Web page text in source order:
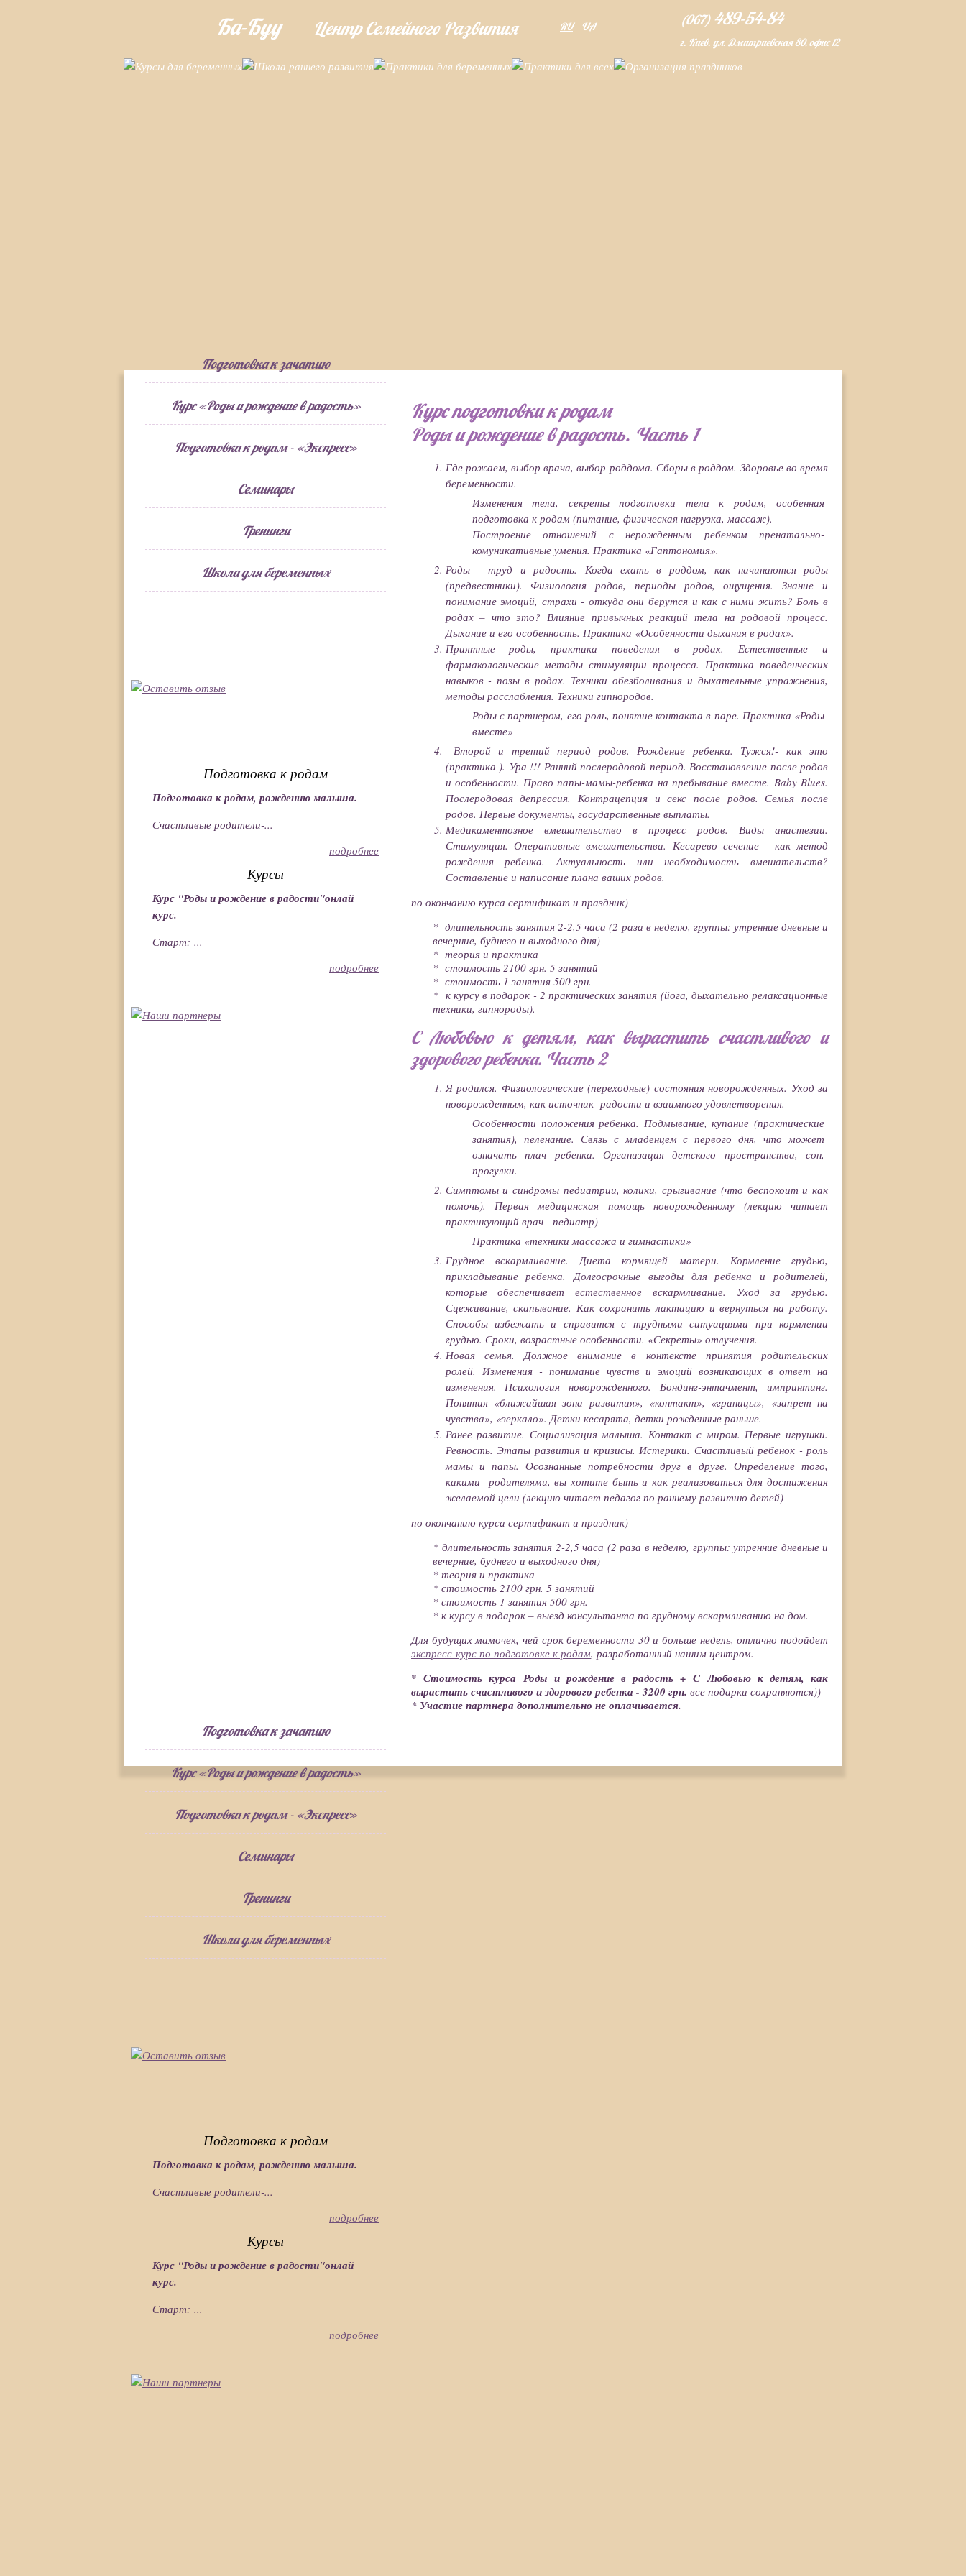
(067)489-54-84
г. Киев. ул. Дмитриевская 80, офис 12
Ба-Буу Центр Семейного Развития RU UA
Подготовка к зачатию
Курс «Роды и рождение в радость»
Подготовка к родам - «Экспресс»
Семинары
Тренинги
Школа для беременных
Подготовка к родам
Подготовка к родам, рождению малыша.
Счастливые родители-...
подробнее
Курсы
Курс "Роды и рождение в радости"онлай
курс.
Старт: ...
подробнее
Курс подготовки к родам
Роды и рождение в радость. Часть 1
Где рожаем, выбор врача, выбор роддома. Сборы в роддом. Здоровье во время
беременности.
Изменения тела, секреты подготовки тела к родам, особенная
подготовка к родам (питание, физическая нагрузка, массаж).
Построение отношений с нерожденным ребенком пренатально-
комуникативные умения. Практика «Гаптономия».
Роды - труд и радость. Когда ехать в роддом, как начинаются роды
(предвестники). Физиология родов, периоды родов, ощущения. Знание и
понимание эмоций, страхи - откуда они берутся и как с ними жить? Боль в
родах – что это? Влияние привычных реакций тела на родовой процесс.
Дыхание и его особенность. Практика «Особенности дыхания в родах».
Приятные роды, практика поведения в родах. Естественные и
фармакологические методы стимуляции процесса. Практика поведенческих
навыков - позы в родах. Техники обезболивания и дыхательные упражнения,
методы расслабления. Техники гипнородов.
Роды с партнером, его роль, понятие контакта в паре. Практика «Роды
вместе»
Второй и третий период родов. Рождение ребенка. Тужся!- как это
(практика ). Ура !!! Ранний послеродовой период. Восстановление после родов
и особенности. Право папы-мамы-ребенка на пребывание вместе. Baby Blues.
Послеродовая депрессия. Контрацепция и секс после родов. Семья после
родов. Первые документы, государственные выплаты.
Медикаментозное вмешательство в процесс родов. Виды анастезии.
Стимуляция. Оперативные вмешательства. Кесарево сечение - как метод
рождения ребенка. Актуальность или необходимость вмешательств?
Составление и написание плана ваших родов.
по окончанию курса сертификат и праздник)
* длительность занятия 2-2,5 часа (2 раза в неделю, группы: утренние дневные и
вечерние, буднего и выходного дня)
* теория и практика
* стоимость 2100 грн. 5 занятий
* стоимость 1 занятия 500 грн.
* к курсу в подарок - 2 практических занятия (йога, дыхательно релаксационные
техники, гипнороды).
С Любовью к детям, как вырастить счастливого и
здорового ребенка. Часть 2
Я родился. Физиологические (переходные) состояния новорожденных. Уход за
новорожденным, как источник радости и взаимного удовлетворения.
Особенности положения ребенка. Подмывание, купание (практические
занятия), пеленание. Связь с младенцем с первого дня, что может
означать плач ребенка. Организация детского пространства, сон,
прогулки.
Симптомы и синдромы педиатрии, колики, срыгивание (что беспокоит и как
помочь). Первая медицинская помощь новорожденному (лекцию читает
практикующий врач - педиатр)
Практика «техники массажа и гимнастики»
Грудное вскармливание. Диета кормящей матери. Кормление грудью,
прикладывание ребенка. Долгосрочные выгоды для ребенка и родителей,
которые обеспечивает естественное вскармливание. Уход за грудью.
Сцеживание, скапывание. Как сохранить лактацию и вернуться на работу.
Способы избежать и справится с трудными ситуациями при кормлении
грудью. Сроки, возрастные особенности. «Секреты» отлучения.
Новая семья. Должное внимание в контексте принятия родительских
ролей. Изменения - понимание чувств и эмоций возникающих в ответ на
изменения. Психология новорожденного. Бондинг-энтачмент, импринтинг.
Понятия «ближайшая зона развития», «контакт», «границы», «запрет на
чувства», «зеркало». Детки кесарята, детки рожденные раньше.
Ранее развитие. Социализация малыша. Контакт с миром. Первые игрушки.
Ревность. Этапы развития и кризисы. Истерики. Счастливый ребенок - роль
мамы и папы. Осознанные потребности друг в друге. Определение того,
какими родителями, вы хотите быть и как реализоваться для достижения
желаемой цели (лекцию читает педагог по раннему развитию детей)
по окончанию курса сертификат и праздник)
* длительность занятия 2-2,5 часа (2 раза в неделю, группы: утренние дневные и
вечерние, буднего и выходного дня)
* теория и практика
* стоимость 2100 грн. 5 занятий
* стоимость 1 занятия 500 грн.
* к курсу в подарок – выезд консультанта по грудному вскармливанию на дом.
Для будущих мамочек, чей срок беременности 30 и больше недель, отлично подойдет
экспресс-курс по подготовке к родам, разработанный нашим центром.
* Стоимость курсаРоды и рождение в радость + С Любовью к детям, как
вырастить счастливого и здорового ребенка - 3200 грн. все подарки сохраняются))
* Участие партнера дополнительно не оплачивается.
Подготовка к зачатию
Курс «Роды и рождение в радость»
Подготовка к родам - «Экспресс»
Семинары
Тренинги
Школа для беременных
Подготовка к родам
Подготовка к родам, рождению малыша.
Счастливые родители-...
подробнее
Курсы
Курс "Роды и рождение в радости"онлай
курс.
Старт: ...
подробнее